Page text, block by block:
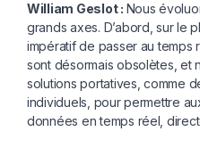
William Geslot : Nous
grands axes. D’abord, sur le
impératif de passer au temps
sont désormais obsolètes, et
solutions portatives, comme
individuels, pour permettre
données en temps réel,